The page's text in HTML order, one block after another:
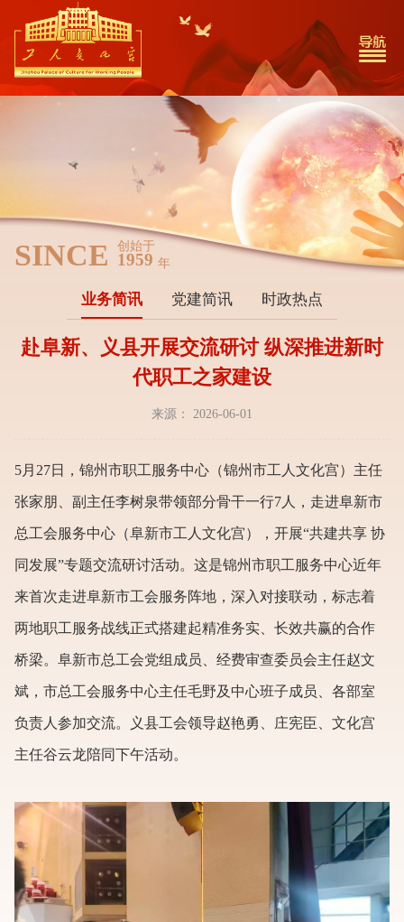
SINCE 创始于
1959 年
业务简讯 党建简讯 时政热点
赴阜新、义县开展交流研讨 纵深推进新时
代职工之家建设
来源： 2026-06-01
5月27日，锦州市职工服务中心（锦州市工人文化宫）主任
张家朋、副主任李树泉带领部分骨干一行7人，走进阜新市
总工会服务中心（阜新市工人文化宫），开展“共建共享 协
同发展”专题交流研讨活动。这是锦州市职工服务中心近年
来首次走进阜新市工会服务阵地，深入对接联动，标志着
两地职工服务战线正式搭建起精准务实、长效共赢的合作
桥梁。阜新市总工会党组成员、经费审查委员会主任赵文
斌，市总工会服务中心主任毛野及中心班子成员、各部室
负责人参加交流。义县工会领导赵艳勇、庄宪臣、文化宫
主任谷云龙陪同下午活动。